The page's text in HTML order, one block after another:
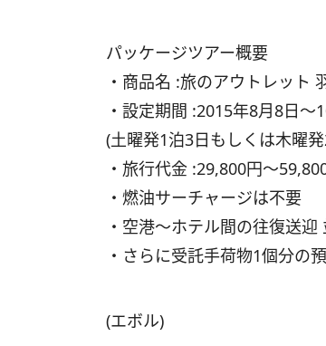
パッケージツアー概要
・商品名 :旅のアウトレッ
・設定期間 :2015年8月8日～
(土曜発1泊3日もしくは木曜
・旅行代金 :29,800円～
・燃油サーチャージは不要
・空港～ホテル間の往復送
・さらに受託手荷物1個分の預
(エボル)